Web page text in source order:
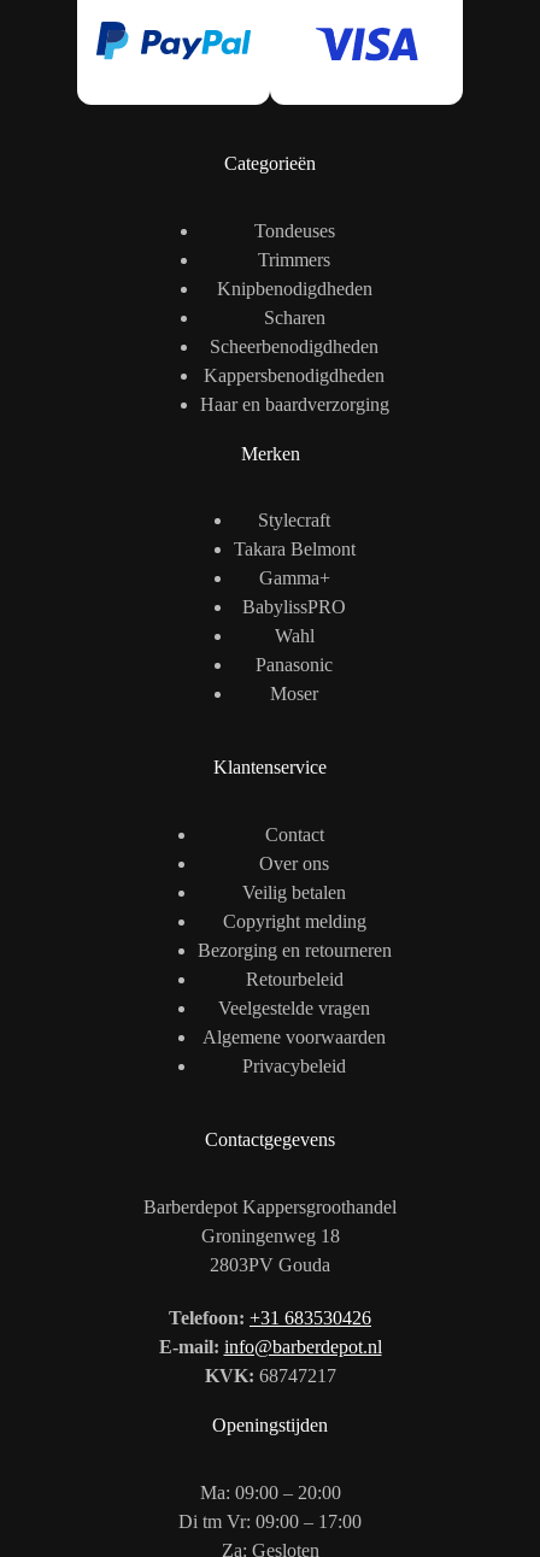
Categorieën
Tondeuses
Trimmers
Knipbenodigdheden
Scharen
Scheerbenodigdheden
Kappersbenodigdheden
Haar en baardverzorging
Merken
Stylecraft
Takara Belmont
Gamma+
BabylissPRO
Wahl
Panasonic
Moser
Klantenservice
Contact
Over ons
Veilig betalen
Copyright melding
Bezorging en retourneren
Retourbeleid
Veelgestelde vragen
Algemene voorwaarden
Privacybeleid
Contactgegevens
Barberdepot Kappersgroothandel
Groningenweg 18
2803PV Gouda
Telefoon: +31 683530426
E-mail: info@barberdepot.nl
KVK: 68747217
Openingstijden
Ma: 09:00 – 20:00
Di tm Vr: 09:00 – 17:00
Za: Gesloten